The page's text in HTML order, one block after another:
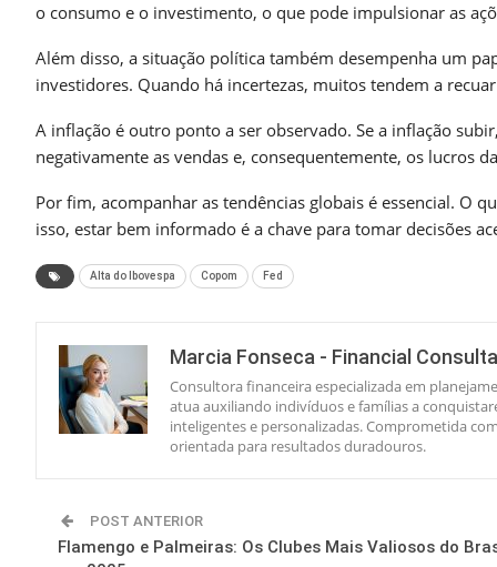
o consumo e o investimento, o que pode impulsionar as
Além disso, a situação política também desempenha um
investidores. Quando há incertezas, muitos tendem a
A inflação é outro ponto a ser observado. Se a inflação
negativamente as vendas e, consequentemente, os lucros
Por fim, acompanhar as tendências globais é essencial. O
isso, estar bem informado é a chave para tomar decisões
Alta do Ibovespa Copom Fed
Marcia Fonseca - Financial
Consultora financeira especializada em
atua auxiliando indivíduos e famílias a
inteligentes e personalizadas. Comprometida
orientada para resultados duradouros.
POST ANTERIOR
Flamengo e Palmeiras: Os Clubes Mais Valiosos do